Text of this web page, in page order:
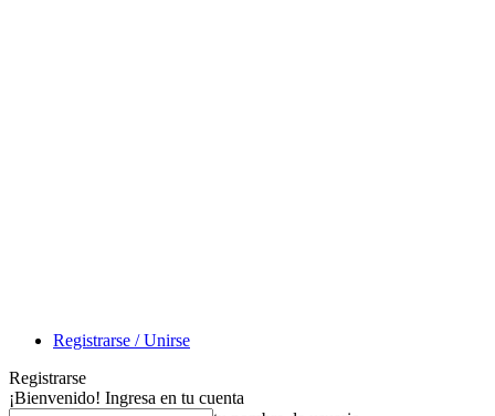
Registrarse / Unirse
Registrarse
¡Bienvenido! Ingresa en tu cuenta